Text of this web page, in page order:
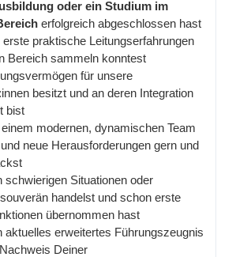
oder ein Studium im
erfolgreich abgeschlossen hast
erste praktische Leitungserfahrungen
Bereich sammeln konntest
für unsere
besitzt und an deren Integration
bist
modernen, dynamischen Team
neue Herausforderungen gern und
schwierigen Situationen oder
handelst und schon erste
übernommen hast
aktuelles erweitertes Führungszeugnis
Deiner